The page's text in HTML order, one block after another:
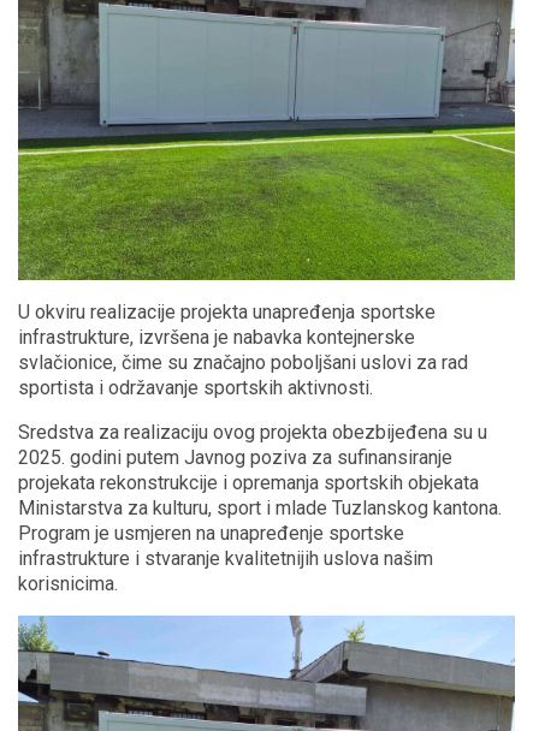
U okviru realizacije projekta unapređenja sportske
infrastrukture, izvršena je nabavka kontejnerske
svlačionice, čime su značajno poboljšani uslovi za rad
sportista i održavanje sportskih aktivnosti.
Sredstva za realizaciju ovog projekta obezbijeđena su u
2025. godini putem Javnog poziva za sufinansiranje
projekata rekonstrukcije i opremanja sportskih objekata
Ministarstva za kulturu, sport i mlade Tuzlanskog kantona.
Program je usmjeren na unapređenje sportske
infrastrukture i stvaranje kvalitetnijih uslova našim
korisnicima.